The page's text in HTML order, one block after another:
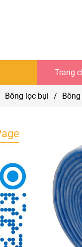
Trang
Bông lọc bụi /